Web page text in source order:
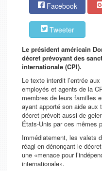
Facebook
Tweeter
Le président américain
décret prévoyant des
internationale (CPI).
Le texte interdit l’entrée
employés et agents de la
membres de leurs familles
ayant apporté son aide aux
décret prévoit aussi de
États-Unis par ces mêmes
Immédiatement, les valets
réagi en dénonçant le
une «menace pour
internationale».